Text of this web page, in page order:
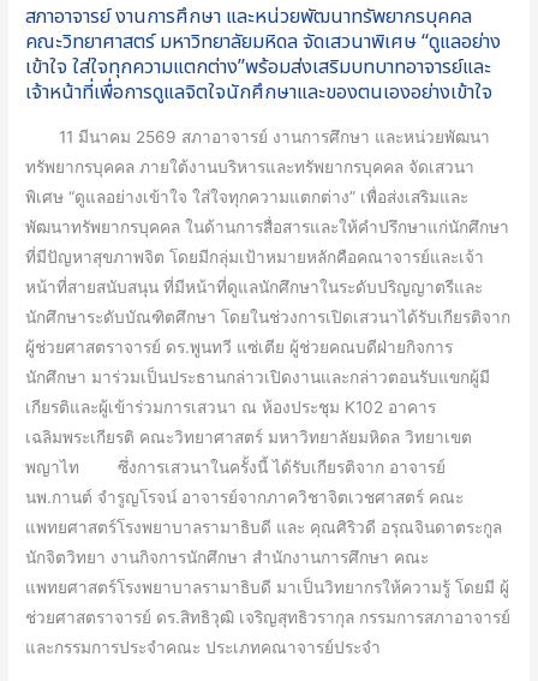
สภาอาจารย์ งานการศึกษา และหน่วยพัฒนาทรัพยากรบุคคล
คณะวิทยาศาสตร์ มหาวิทยาลัยมหิดล จัดเสวนาพิเศษ “ดูแลอย่าง
เข้าใจ ใส่ใจทุกความแตกต่าง”พร้อมส่งเสริมบทบาทอาจารย์และ
เจ้าหน้าที่เพื่อการดูแลจิตใจนักศึกษาและของตนเองอย่างเข้าใจ
11 มีนาคม 2569 สภาอาจารย์ งานการศึกษา และหน่วยพัฒนา
ทรัพยากรบุคคล ภายใต้งานบริหารและทรัพยากรบุคคล จัดเสวนา
พิเศษ “ดูแลอย่างเข้าใจ ใส่ใจทุกความแตกต่าง” เพื่อส่งเสริมและ
พัฒนาทรัพยากรบุคคล ในด้านการสื่อสารและให้คำปรึกษาแก่นักศึกษา
ที่มีปัญหาสุขภาพจิต โดยมีกลุ่มเป้าหมายหลักคือคณาจารย์และเจ้า
หน้าที่สายสนับสนุน ที่มีหน้าที่ดูแลนักศึกษาในระดับปริญญาตรีและ
นักศึกษาระดับบัณฑิตศึกษา โดยในช่วงการเปิดเสวนาได้รับเกียรติจาก
ผู้ช่วยศาสตราจารย์ ดร.พูนทวี แซ่เตีย ผู้ช่วยคณบดีฝ่ายกิจการ
นักศึกษา มาร่วมเป็นประธานกล่าวเปิดงานและกล่าวตอนรับแขกผู้มี
เกียรติและผู้เข้าร่วมการเสวนา ณ ห้องประชุม K102 อาคาร
เฉลิมพระเกียรติ คณะวิทยาศาสตร์ มหาวิทยาลัยมหิดล วิทยาเขต
พญาไท ซึ่งการเสวนาในครั้งนี้ ได้รับเกียรติจาก อาจารย์
นพ.กานต์ จำรูญโรจน์ อาจารย์จากภาควิชาจิตเวชศาสตร์ คณะ
แพทยศาสตร์โรงพยาบาลรามาธิบดี และ คุณศิริวดี อรุณจินดาตระกูล
นักจิตวิทยา งานกิจการนักศึกษา สำนักงานการศึกษา คณะ
แพทยศาสตร์โรงพยาบาลรามาธิบดี มาเป็นวิทยากรให้ความรู้ โดยมี ผู้
ช่วยศาสตราจารย์ ดร.สิทธิวุฒิ เจริญสุทธิวรากุล กรรมการสภาอาจารย์
และกรรมการประจำคณะ ประเภทคณาจารย์ประจำ
มหิดล
จัด
เสวนา
อย่าง
เข้าใจ
ใส่ใจ
ทุก
ความ
แตก
ต่าง”พร้อม
ส่ง
เสริม
บทบาท
อาจารย์
และ
เจ้า
หน้าที่
เพื่อ
การ
ดูแล